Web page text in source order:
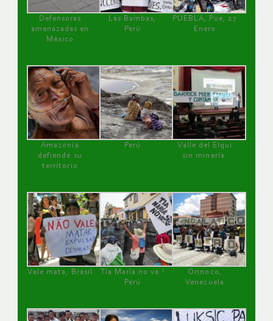
Defensoras
amenazadas en
México
Las Bambas,
Perú
PUEBLA, Pue, 27
Enero
Amazonía
defiende su
territorio
Perú
Valle del Elqui
sin minería.
Vale mata, Brasil
Tía María no va !
Perú
Orinoco,
Venezuela